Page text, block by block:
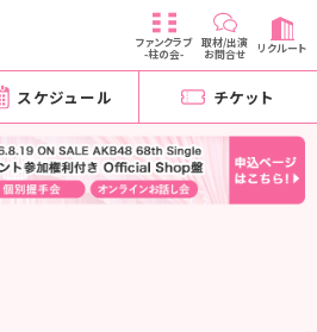
ファンクラブ
-柱の会-
取材/出演
お問合せ リクルート
スケジュール チケット